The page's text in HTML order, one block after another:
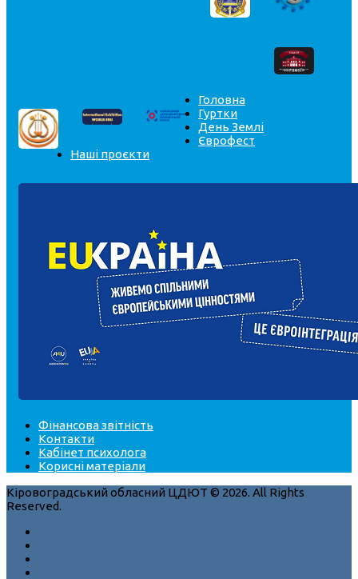
Головна
Гуртки
День Землі
Єврофест
Наші проєкти
Фінансова звітність
Контакти
Кабінет психолога
Корисні матеріали
Кіровоградський обласний ЦДЮТ © 2026. All Rights
Reserved.